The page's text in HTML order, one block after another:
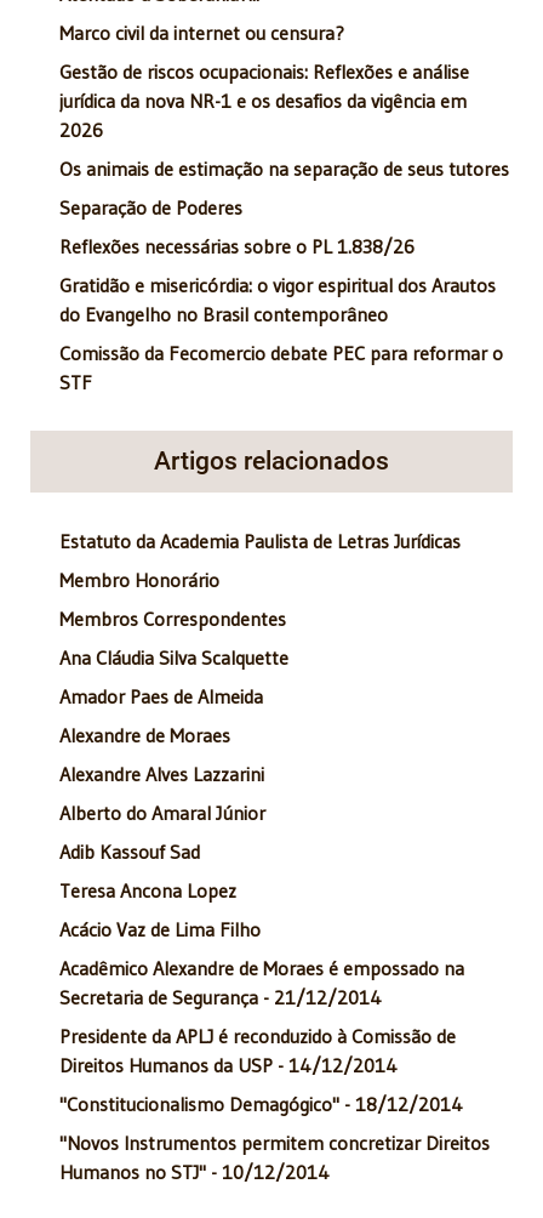
Marco civil da internet ou censura?
Gestão de riscos ocupacionais: Reflexões e análise
jurídica da nova NR-1 e os desafios da vigência em
2026
Os animais de estimação na separação de seus tutores
Separação de Poderes
Reflexões necessárias sobre o PL 1.838/26
Gratidão e misericórdia: o vigor espiritual dos Arautos
do Evangelho no Brasil contemporâneo
Comissão da Fecomercio debate PEC para reformar o
STF
Artigos relacionados
Estatuto da Academia Paulista de Letras Jurídicas
Membro Honorário
Membros Correspondentes
Ana Cláudia Silva Scalquette
Amador Paes de Almeida
Alexandre de Moraes
Alexandre Alves Lazzarini
Alberto do Amaral Júnior
Adib Kassouf Sad
Teresa Ancona Lopez
Acácio Vaz de Lima Filho
Acadêmico Alexandre de Moraes é empossado na
Secretaria de Segurança - 21/12/2014
Presidente da APLJ é reconduzido à Comissão de
Direitos Humanos da USP - 14/12/2014
"Constitucionalismo Demagógico" - 18/12/2014
"Novos Instrumentos permitem concretizar Direitos
Humanos no STJ" - 10/12/2014